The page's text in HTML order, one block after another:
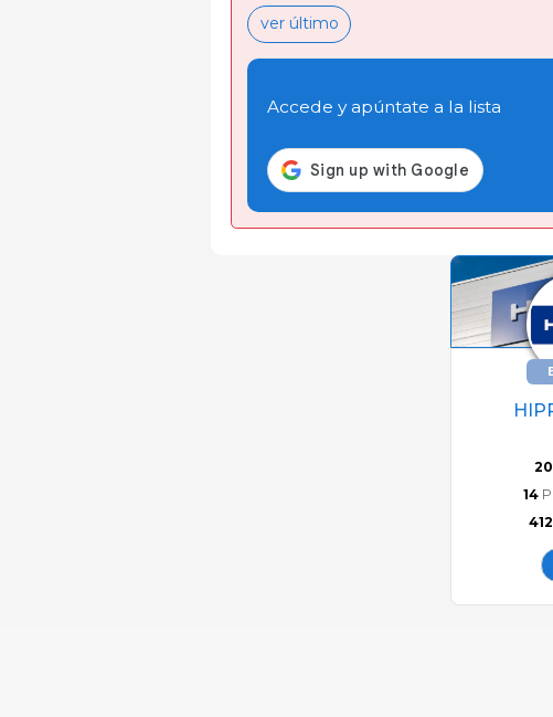
ver último
Accede y apúntate a la lista
20
14
412